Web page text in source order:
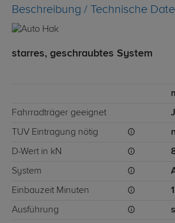
Technische
starres, geschraubtes System
Fahrradträger geeignet
TÜV Eintragung nötig
D-Wert in kN
System
Einbauzeit Minuten
Ausführung